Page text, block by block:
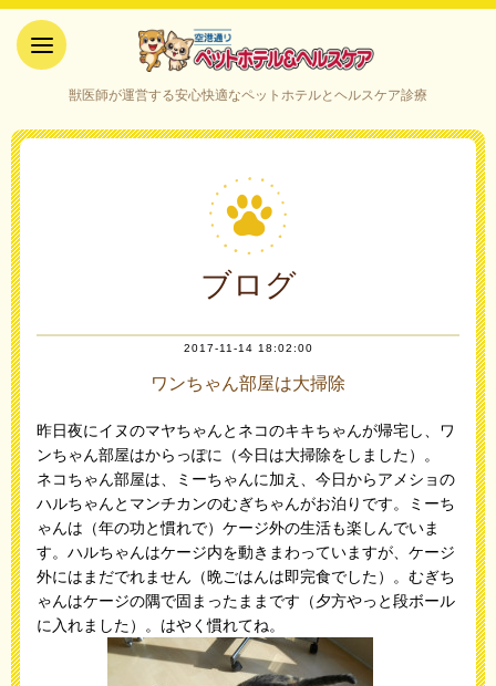
ケア｜山口県宇部市
獣医師が運営する安心快適なペットホテルとヘルスケア診療
ブログ
2017-11-14 18:02:00
ワンちゃん部屋は大掃除
昨日夜にイヌのマヤちゃんとネコのキキちゃんが帰宅し、ワ
ンちゃん部屋はからっぽに（今日は大掃除をしました）。
ネコちゃん部屋は、ミーちゃんに加え、今日からアメショの
ハルちゃんとマンチカンのむぎちゃんがお泊りです。ミーち
ゃんは（年の功と慣れで）ケージ外の生活も楽しんでいま
す。ハルちゃんはケージ内を動きまわっていますが、ケージ
外にはまだでれません（晩ごはんは即完食でした）。むぎち
ゃんはケージの隅で固まったままです（夕方やっと段ボール
に入れました）。はやく慣れてね。